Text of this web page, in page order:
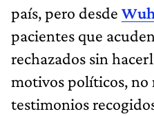
país, pero desde
pacientes que
rechazados sin
motivos políticos, no
testimonios